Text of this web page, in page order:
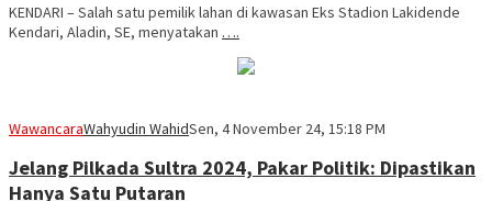
KENDARI – Salah satu pemilik lahan di kawasan Eks Stadion Lakidende
Kendari, Aladin, SE, menyatakan ….
WawancaraWahyudin WahidSen, 4 November 24, 15:18 PM
Jelang Pilkada Sultra 2024, Pakar Politik: Dipastikan
Hanya Satu Putaran